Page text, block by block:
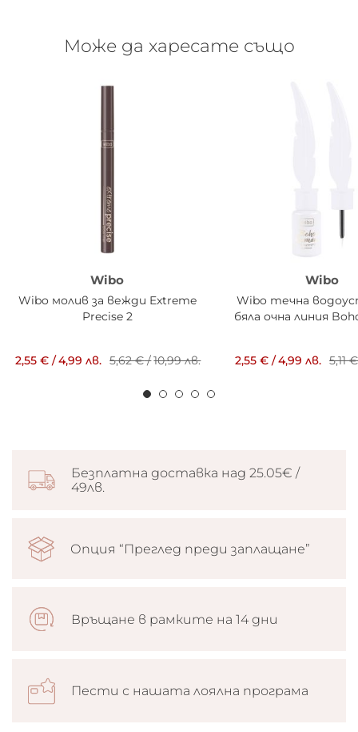
Може да харесате също
Wibo
Wibo молив за вежди Extreme
Precise 2
2,55 € /4,99 лв. 5,62 €/10,99 лв.
Wibo
Wibo течна
бяла очна линия
2,55 € /4,99 лв. 5,11 €
Безплатна доставка над 25.05€ /
49лв.
Опция “Преглед преди заплащане”
Връщане в рамките на 14 дни
Пести с нашата лоялна програма